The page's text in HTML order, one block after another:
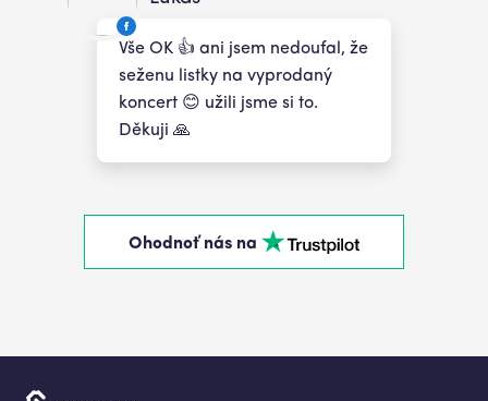
Vše OK 👍 ani jsem nedoufal, že
seženu listky na vyprodaný
koncert 😊 užili jsme si to.
Děkuji 🙏
Ohodnoť nás na